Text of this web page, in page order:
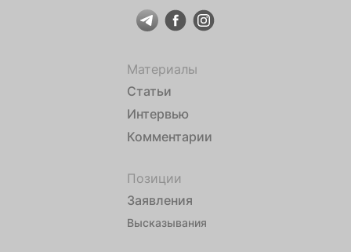
Материалы
Статьи
Интервью
Комментарии
Позиции
Заявления
Высказывания